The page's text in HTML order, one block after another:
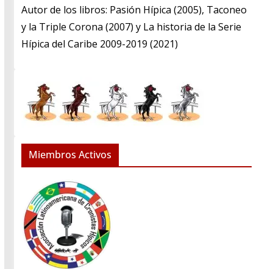
​Autor de los libros: Pasión Hípica (2005), Taconeo
y la Triple Corona (2007) y La historia de la Serie
Hípica del Caribe 2009-2019 (2021)
Miembros Activos